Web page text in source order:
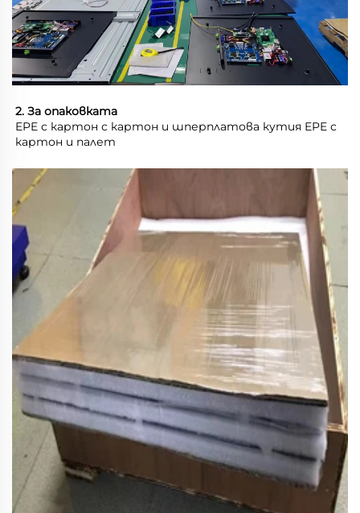
2. За опаковката
EPE с картон с картон и шперплатова кутия EPE с
картон и палет